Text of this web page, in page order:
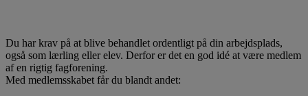
Du har krav på at blive behandlet ordentligt på din arbejdsplads,
også som lærling eller elev. Derfor er det en god idé at være medlem
af en rigtig fagforening.
Med medlemsskabet får du blandt andet: